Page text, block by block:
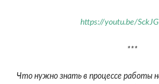
https://youtu.be/
***
Что нужно знать в процессе работы